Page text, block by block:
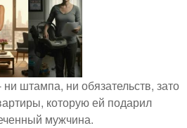
штампа, ни обязательств, зато
которую ей подарил
мужчина.